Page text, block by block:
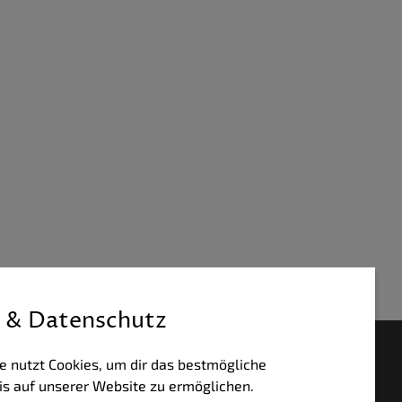
& Datenschutz
nutzt Cookies, um dir das bestmögliche
auf unserer Website zu ermöglichen.